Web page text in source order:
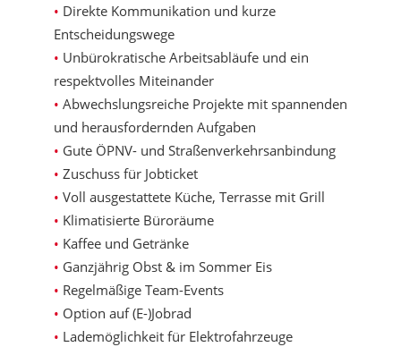
Direkte Kommunikation und kurze
Entscheidungswege
Unbürokratische Arbeitsabläufe und ein
respektvolles Miteinander
Abwechslungsreiche Projekte mit spannenden
und herausfordernden Aufgaben
Gute ÖPNV- und Straßenverkehrsanbindung
Zuschuss für Jobticket
Voll ausgestattete Küche, Terrasse mit Grill
Klimatisierte Büroräume
Kaffee und Getränke
Ganzjährig Obst & im Sommer Eis
Regelmäßige Team-Events
Option auf (E-)Jobrad
Lademöglichkeit für Elektrofahrzeuge